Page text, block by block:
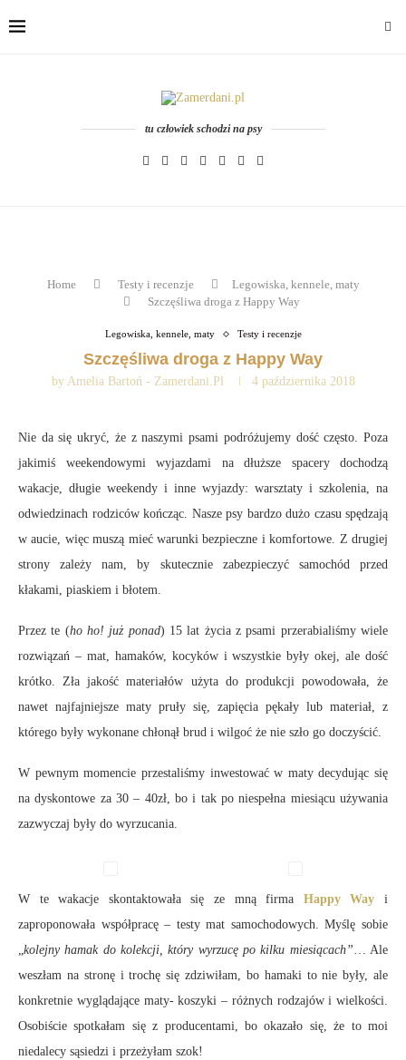
tu człowiek schodzi na psy
Home Testy i recenzje
Legowiska, kennele, maty
Szczęśliwa droga z Happy Way
Legowiska, kennele, maty Testy i recenzje
Szczęśliwa droga z Happy Way
by Amelia Bartoń - Zamerdani.pl 4 października 2018
Nie da się ukryć, że z naszymi psami podróżujemy dość często. Poza
jakimiś weekendowymi wyjazdami na dłuższe spacery dochodzą
wakacje, długie weekendy i inne wyjazdy: warsztaty i szkolenia, na
odwiedzinach rodziców kończąc. Nasze psy bardzo dużo czasu spędzają
w aucie, więc muszą mieć warunki bezpieczne i komfortowe. Z drugiej
strony zależy nam, by skutecznie zabezpieczyć samochód przed
kłakami, piaskiem i błotem.
Przez te (ho ho! już ponad) 15 lat życia z psami przerabialiśmy wiele
rozwiązań – mat, hamaków, kocyków i wszystkie były okej, ale dość
krótko. Zła jakość materiałów użyta do produkcji powodowała, że
nawet najfajniejsze maty pruły się, zapięcia pękały lub materiał, z
którego były wykonane chłonął brud i wilgoć że nie szło go doczyścić.
W pewnym momencie przestaliśmy inwestować w maty decydując się
na dyskontowe za 30 – 40zł, bo i tak po niespełna miesiącu używania
zazwyczaj były do wyrzucania.
W te wakacje skontaktowała się ze mną firma Happy Way i
zaproponowała współpracę – testy mat samochodowych. Myślę sobie
„kolejny hamak do kolekcji, który wyrzucę po kilku miesiącach”… Ale
weszłam na stronę i trochę się zdziwiłam, bo hamaki to nie były, ale
konkretnie wyglądające maty- koszyki – różnych rodzajów i wielkości.
Osobiście spotkałam się z producentami, bo okazało się, że to moi
niedalecy sąsiedzi i przeżyłam szok!